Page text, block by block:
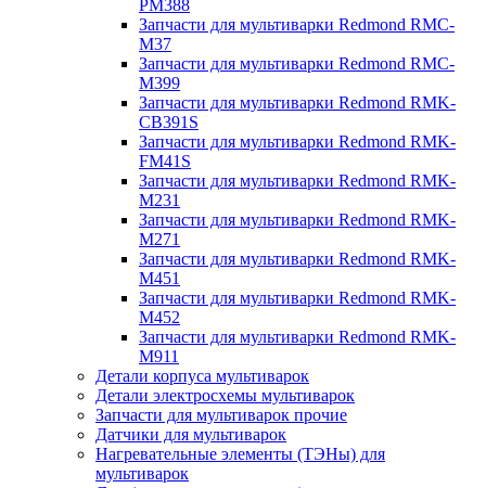
PM388
Запчасти для мультиварки Redmond RMC-
M37
Запчасти для мультиварки Redmond RMC-
M399
Запчасти для мультиварки Redmond RMK-
CB391S
Запчасти для мультиварки Redmond RMK-
FM41S
Запчасти для мультиварки Redmond RMK-
M231
Запчасти для мультиварки Redmond RMK-
M271
Запчасти для мультиварки Redmond RMK-
M451
Запчасти для мультиварки Redmond RMK-
M452
Запчасти для мультиварки Redmond RMK-
M911
Детали корпуса мультиварок
Детали электросхемы мультиварок
Запчасти для мультиварок прочие
Датчики для мультиварок
Нагревательные элементы (ТЭНы) для
мультиварок